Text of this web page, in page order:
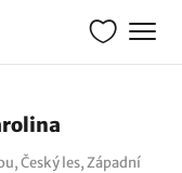
Český les, Západní